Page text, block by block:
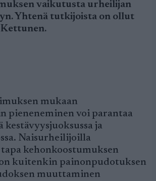
vaikutusta urheilijan
Yhtenä tutkijoista on ollut
mukaan
pieneneminen voi parantaa
ja
Naisurheilijoilla
kehonkoostumuksen
kuitenkin painonpudotuksen
muuttaminen